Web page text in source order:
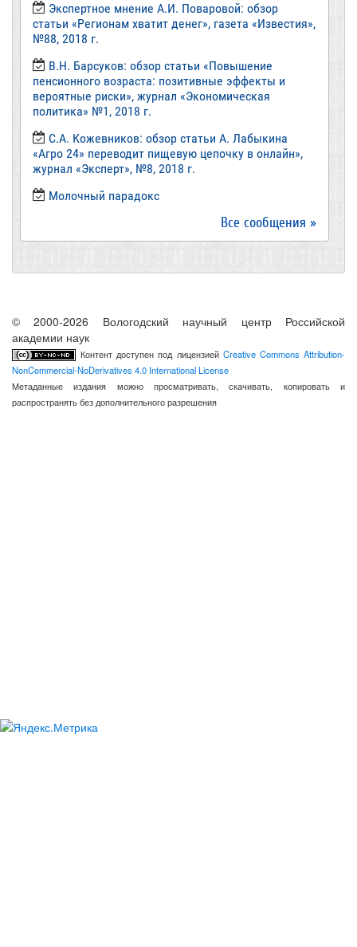
Экспертное мнение А.И. Поваровой: обзор
статьи «Регионам хватит денег», газета «Известия»,
№88, 2018 г.
В.Н. Барсуков: обзор статьи «Повышение
пенсионного возраста: позитивные эффекты и
вероятные риски», журнал «Экономическая
политика» №1, 2018 г.
С.А. Кожевников: обзор статьи А. Лабыкина
«Агро 24» переводит пищевую цепочку в онлайн»,
журнал «Эксперт», №8, 2018 г.
Молочный парадокс
Все сообщения »
© 2000-2026 Вологодский научный центр Российской
академии наук
Контент доступен под лицензией Creative Commons Attribution-
NonCommercial-NoDerivatives 4.0 International License
Метаданные издания можно просматривать, скачивать, копировать и
распространять без дополнительного разрешения